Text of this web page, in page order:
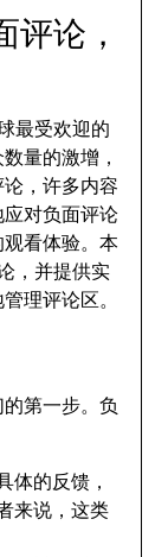
论，
最受欢迎的
量的激增，
，许多内容
对负面评论
看体验。本
，并提供实
理评论区。
第一步。负
体的反馈，
来说，这类